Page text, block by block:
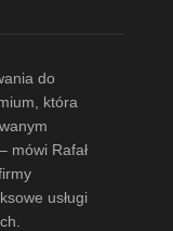
do
która
mówi Rafał
usługi